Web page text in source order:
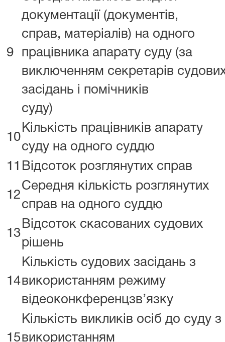
9
документації (документів,
справ, матеріалів) на одного
працівника апарату суду (за
виключенням секретарів
засідань і помічників
суду)
10
Кількість працівників апарату
суду на одного суддю
11 Відсоток розглянутих справ
12
Середня кількість розглянутих
справ на одного суддю
13
Відсоток скасованих судових
рішень
14
Кількість судових засідань з
використанням режиму
відеоконкференцзв’язку
15
Кількість викликів осіб до суду з
використанням